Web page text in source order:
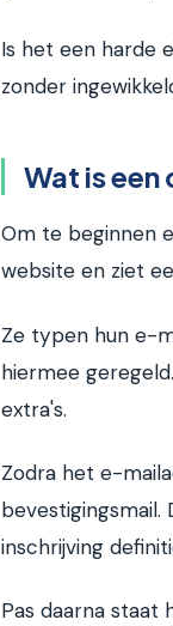
Is het een harde
zonder
Wat is
Om te beginnen
website en ziet
Ze typen hun e-
hiermee
extra's.
Zodra het e-
inschrijving
Pas daarna staat